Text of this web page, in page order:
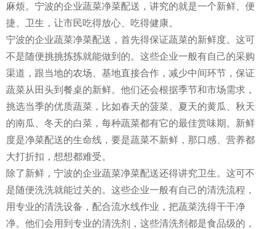
麻烦。宁波的企业蔬菜净菜配送，讲究的就是一个新鲜、便
捷、卫生，让市民吃得放心、吃得健康。
宁波的企业蔬菜净菜配送，首先得保证蔬菜的新鲜度。这可
不是随便挑挑拣拣就能做到的。这些企业一般有自己的采购
渠道，跟当地的农场、基地直接合作，减少中间环节，保证
蔬菜从田头到餐桌的新鲜。他们还会根据季节和市场需求，
挑选当季的优质蔬菜，比如春天的菠菜、夏天的黄瓜、秋天
的南瓜、冬天的白菜，每种蔬菜都有它的最佳赏味期。新鲜
度是净菜配送的生命线，要是蔬菜不新鲜，那口感、营养都
大打折扣，想想都难受。
除了新鲜，宁波的企业蔬菜净菜配送还得讲究卫生。这可不
是随便洗洗就能过关的。这些企业一般有自己的清洗流程，
用专业的清洗设备，配合流水线作业，把蔬菜洗得干干净
净。他们会用到专业的清洗剂，这些清洗剂都是食品级的，